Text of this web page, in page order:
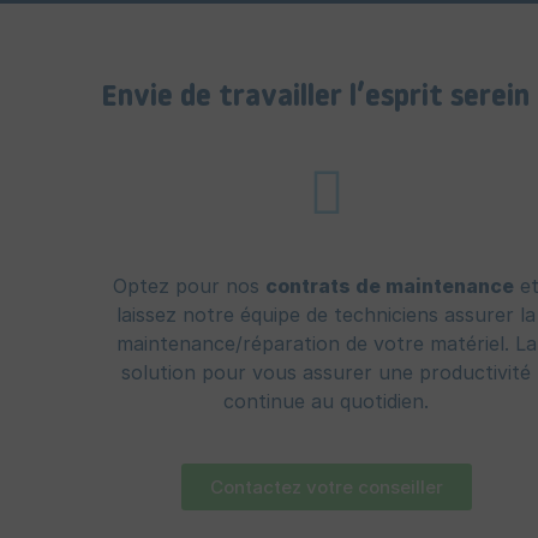
Envie de travailler l’esprit serein
Optez pour nos contrats de maintenance
laissez notre équipe de techniciens assurer la
maintenance/réparation de votre matériel. La
solution pour vous assurer une productivité
continue au quotidien.
Contactez votre conseiller